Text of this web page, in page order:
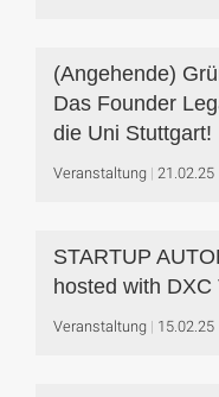
(Angehende)
Das Founder
die Uni Stuttgart!
Veranstaltung 21.02.25
STARTUP
hosted with
Veranstaltung 15.02.25